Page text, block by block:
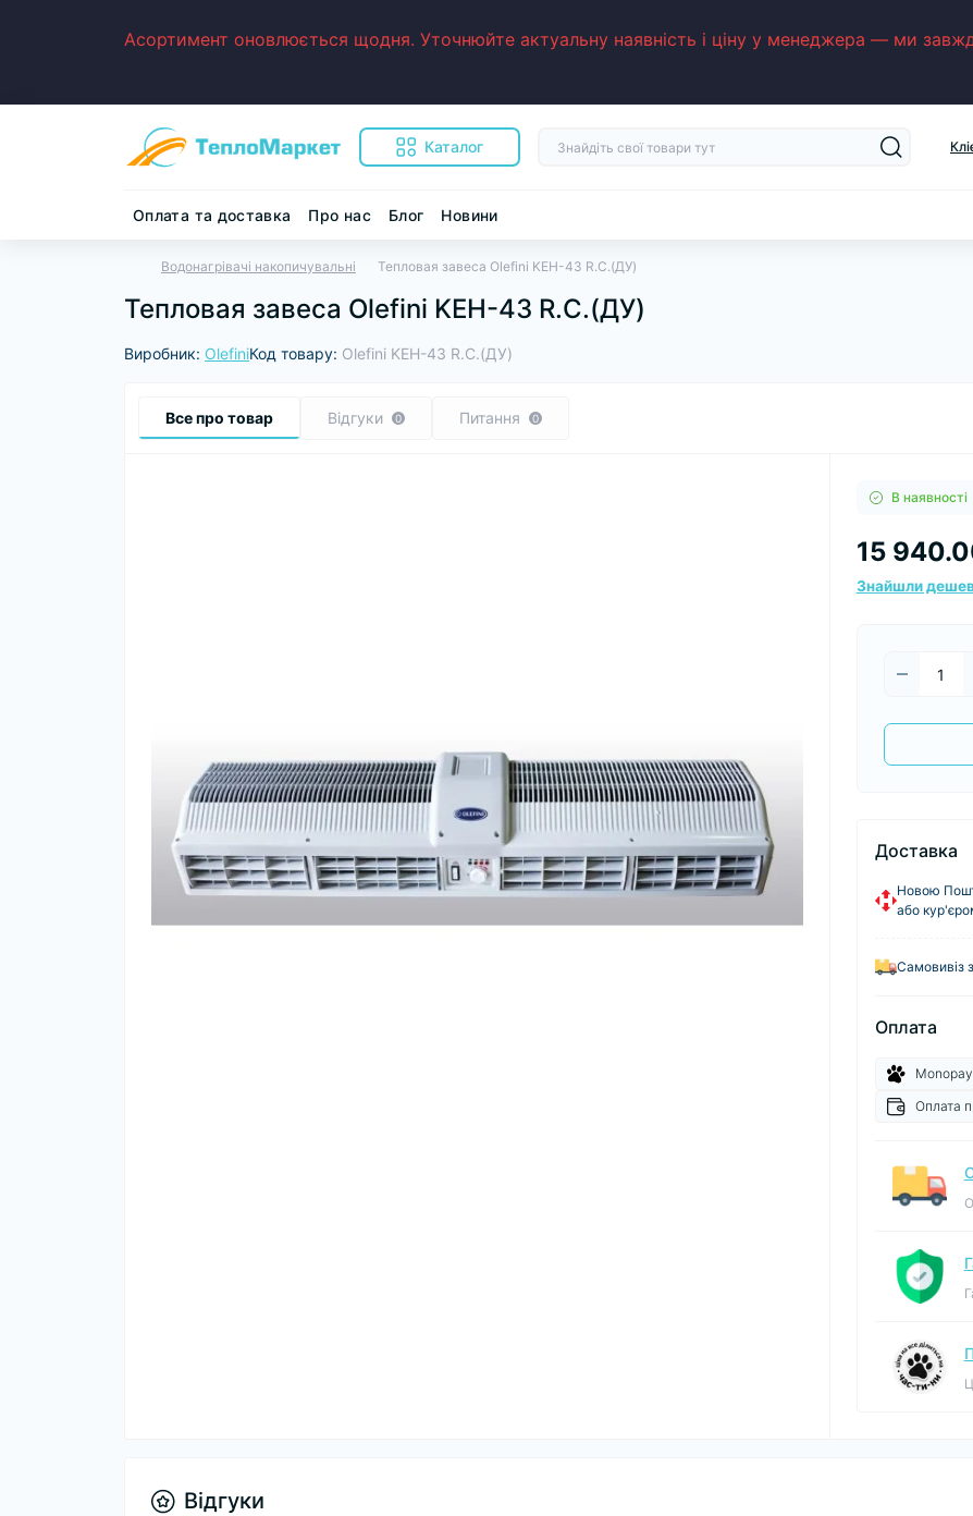
Асортимент оновлюється щодня. Уточнюйте актуальну наявність і ціну у менеджера — ми
Каталог
Оплата та доставка Про нас Блог Новини
Водонагрівачі накопичувальні Тепловая завеса Olefini KEH-43 R.C.(ДУ)
Тепловая завеса Olefini KEH-43 R.C.(ДУ)
Виробник: OlefiniКод товару: Olefini KEH-43 R.C.(ДУ)
Все про товар Відгуки 0 Питання 0
В наявності
15
Знайшли
Доставка
Новою
або
Самовивіз
Оплата
Monopay
Оплата
Відгуки